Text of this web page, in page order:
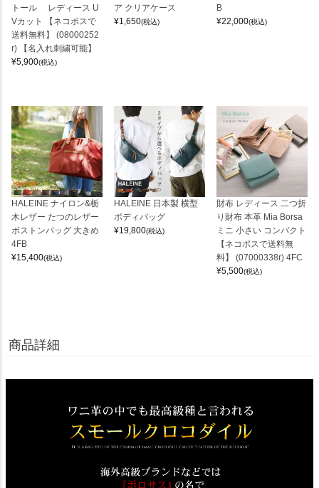
トール レディース U
Vカット 【ネコポスで
送料無料】 (08000252
r) 【名入れ刺繍可能】
¥5,900(税込)
ア クリアケース
¥1,650(税込)
B
¥22,000(税込)
HALEINE ナイロン&栃
木レザー たつのレザー
ボストンバッグ 大きめ
4FB
¥15,400(税込)
HALEINE 日本製 横型
ボディバッグ
¥19,800(税込)
財布 レディース 二つ折
り財布 本革 Mia Borsa
ミニ 小さい コンパクト
【ネコポスで送料無
料】 (07000338r) 4FC
¥5,500(税込)
商品詳細